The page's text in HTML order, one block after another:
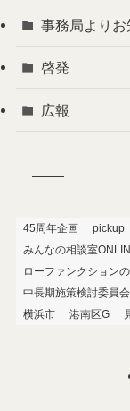
事務局よりお
啓発
広報
45周年企画 pickup
みんなの相談室
ローファンクション
中長期施策検討委員会
横浜市
港南区G